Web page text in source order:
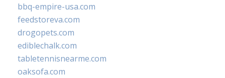
bbq-empire-usa.com
feedstoreva.com
drogopets.com
ediblechalk.com
tabletennisnearme.com
oaksofa.com